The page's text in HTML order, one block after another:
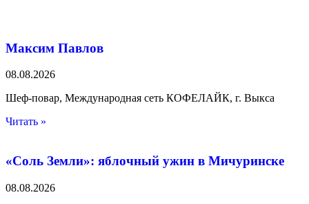
Максим Павлов
08.08.2026
Шеф-повар, Международная сеть КОФЕЛАЙК, г. Выкса
Читать »
«Соль Земли»: яблочный ужин в Мичуринске
08.08.2026